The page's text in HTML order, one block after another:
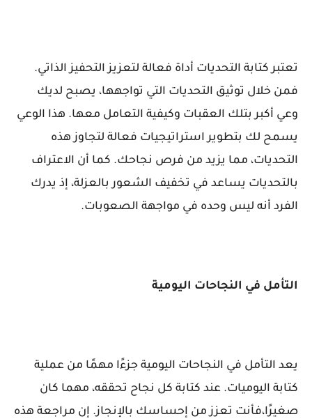
تعتبر كتابة التحديات أداة فعالة لتعزيز التحفيز الذاتي.
فمن خلال توثيق التحديات التي تواجهها، يصبح لديك
وعي أكبر بتلك العقبات وكيفية التعامل معها. هذا الوعي
يسمح لك بتطوير استراتيجيات فعالة لتجاوز هذه
التحديات، مما يزيد من فرص نجاحك. كما أن الاعتراف
بالتحديات يساعد في تخفيف الشعور بالعزلة، إذ يدرك
الفرد أنه ليس وحده في مواجهة الصعوبات.
التأمل في النجاحات اليومية
يعد التأمل في النجاحات اليومية جزءًا مهمًا من عملية
كتابة اليوميات. عند كتابة كل نجاح تحققه، مهما كان
صغيرًا،فأنت تعزز من إحساسك بالإنجاز. إن مراجعة هذه